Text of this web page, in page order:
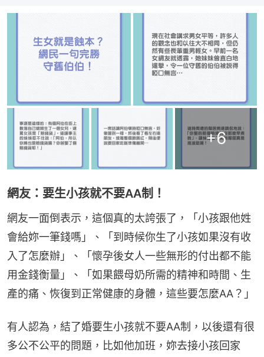
+6
網友：要生小孩就不要AA制！
網友一面倒表示，這個真的太誇張了，「小孩跟他姓
會給妳一筆錢嗎」、「到時候你生了小孩如果沒有收
入了怎麼辦」、「懷孕後女人一些無形的付出都不能
用金錢衡量」、「如果餵母奶所需的精神和時間、生
產的痛、恢復到正常健康的身體，這些要怎麼AA？」
有人認為，結了婚要生小孩就不要AA制，以後還有很
多公不公平的問題，比如他加班，妳去接小孩回家